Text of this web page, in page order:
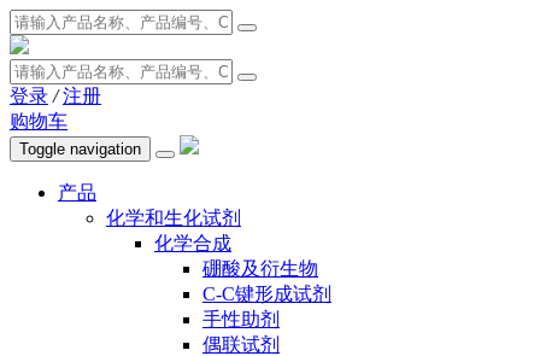
登录 / 注册
购物车
Toggle navigation
产品
化学和生化试剂
化学合成
硼酸及衍生物
C-C键形成试剂
手性助剂
偶联试剂